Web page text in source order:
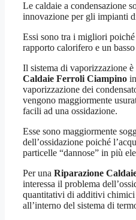
Le caldaie a condensazione
innovazione per gli impianti
Essi sono tra i migliori
rapporto calorifero e un
Il sistema di vaporizzazione
Caldaie Ferroli Ciampino
vaporizzazione dei
vengono maggiormente
facili ad una ossidazione.
Esse sono maggiormente
dell’ossidazione poiché
particelle “dannose” in più
Per una Riparazione
interessa il problema
quantitativi di additivi chimici
all’interno del sistema di